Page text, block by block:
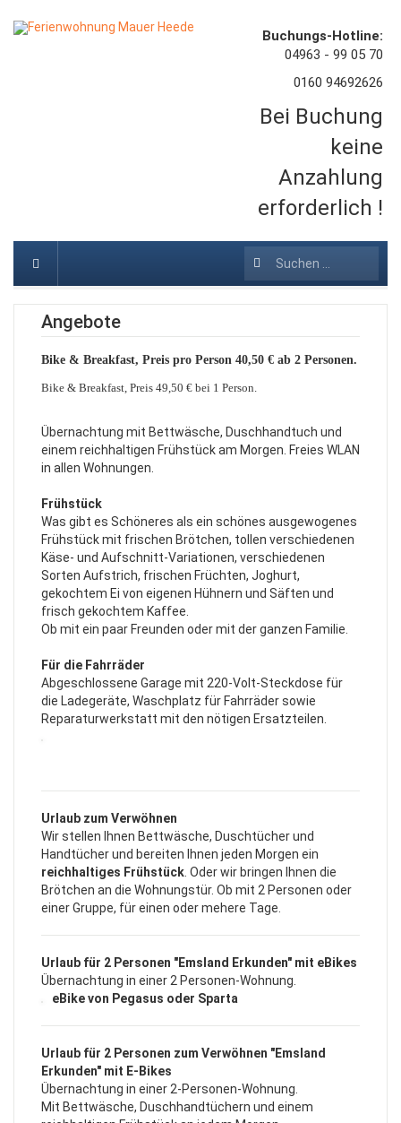
Buchungs-Hotline:
04963 - 99 05 70
0160 94692626
Bei Buchung
keine
Anzahlung
erforderlich !
Suchen
...
Angebote
Bike & Breakfast, Preis pro Person 40,50 € ab 2 Personen.
Bike & Breakfast, Preis 49,50 € bei 1 Person.
Übernachtung mit Bettwäsche, Duschhandtuch und
einem reichhaltigen Frühstück am Morgen. Freies WLAN
in allen Wohnungen.
Frühstück
Was gibt es Schöneres als ein schönes ausgewogenes
Frühstück mit frischen Brötchen, tollen verschiedenen
Käse- und Aufschnitt-Variationen, verschiedenen
Sorten Aufstrich, frischen Früchten, Joghurt,
gekochtem Ei von eigenen Hühnern und Säften und
frisch gekochtem Kaffee.
Ob mit ein paar Freunden oder mit der ganzen Familie.
Für die Fahrräder
Abgeschlossene Garage mit 220-Volt-Steckdose für
die Ladegeräte, Waschplatz für Fahrräder sowie
Reparaturwerkstatt mit den nötigen Ersatzteilen.
Urlaub zum Verwöhnen
Wir stellen Ihnen Bettwäsche, Duschtücher und
Handtücher und bereiten Ihnen jeden Morgen ein
reichhaltiges Frühstück . Oder wir bringen Ihnen die
Brötchen an die Wohnungstür. Ob mit 2 Personen oder
einer Gruppe, für einen oder mehere Tage.
Urlaub für 2 Personen "Emsland Erkunden" mit eBikes
Übernachtung in einer 2 Personen-Wohnung.
eBike von Pegasus oder Sparta
Urlaub für 2 Personen zum Verwöhnen "Emsland
Erkunden" mit E-Bikes
Übernachtung in einer 2-Personen-Wohnung.
Mit Bettwäsche, Duschhandtüchern und einem